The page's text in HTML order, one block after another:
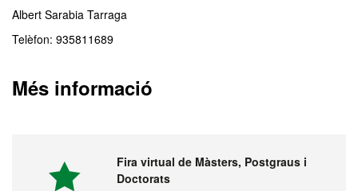
Albert Sarabia Tarraga
Telèfon: 935811689
Més informació
Fira virtual de Màsters, Postgraus i
Doctorats